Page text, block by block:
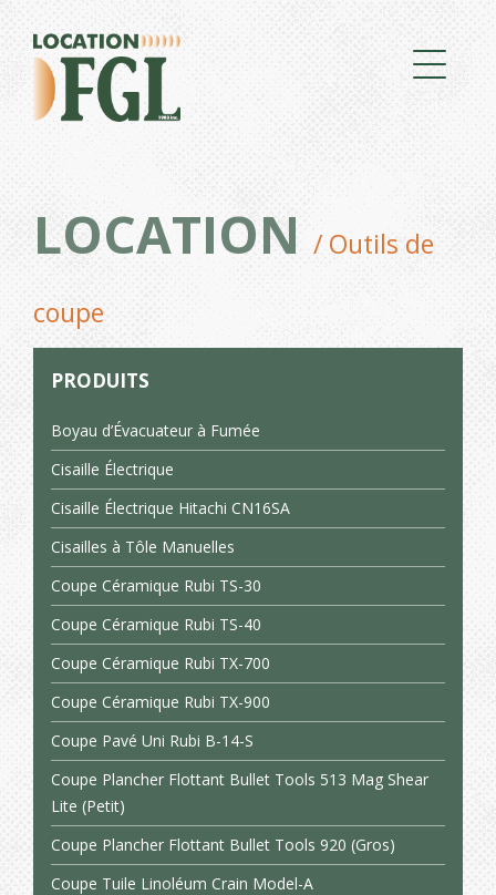
LOCATION / Outils de
coupe
PRODUITS
Boyau d’Évacuateur à Fumée
Cisaille Électrique
Cisaille Électrique Hitachi CN16SA
Cisailles à Tôle Manuelles
Coupe Céramique Rubi TS-30
Coupe Céramique Rubi TS-40
Coupe Céramique Rubi TX-700
Coupe Céramique Rubi TX-900
Coupe Pavé Uni Rubi B-14-S
Coupe Plancher Flottant Bullet Tools 513 Mag Shear
Lite (Petit)
Coupe Plancher Flottant Bullet Tools 920 (Gros)
Coupe Tuile Linoléum Crain Model-A